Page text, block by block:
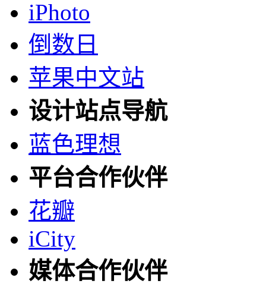
iPhoto
倒数日
苹果中文站
设计站点导航
蓝色理想
平台合作伙伴
花瓣
iCity
媒体合作伙伴